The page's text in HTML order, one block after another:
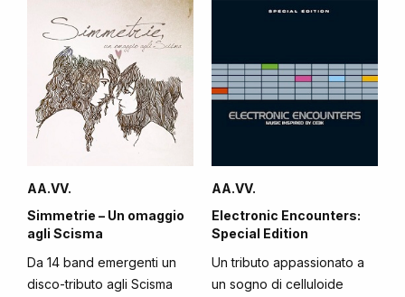
AA.VV.
Simmetrie – Un omaggio
agli Scisma
Da 14 band emergenti un
disco-tributo agli Scisma
AA.VV.
Electronic Encounters:
Special Edition
Un tributo appassionato a
un sogno di celluloide